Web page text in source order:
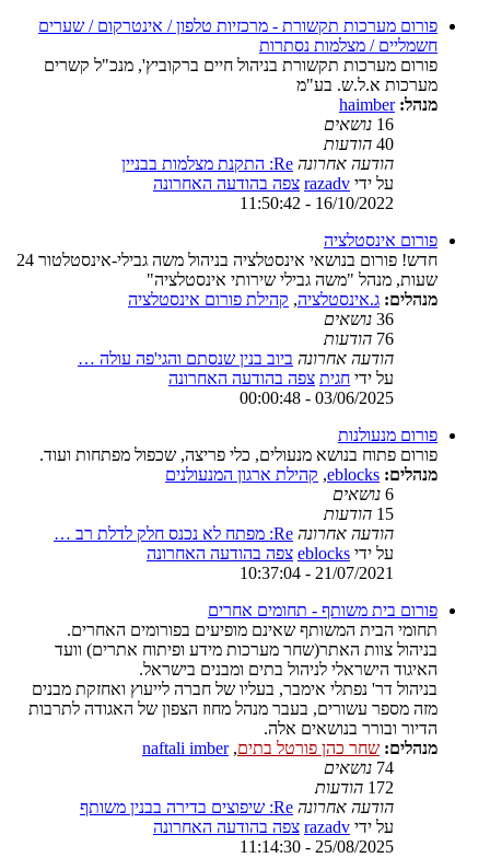
פורום מערכות תקשורת - מרכזיות טלפון / אינטרקום / שערים
חשמליים / מצלמות נסתרות
פורום מערכות תקשורת בניהול חיים ברקוביץ', מנכ"ל קשרים
מערכות א.ל.ש. בע"מ
מנהל: haimber
16 נושאים
40 הודעות
הודעה אחרונה Re: התקנת מצלמות בבניין
על ידי razadv צפה בהודעה האחרונה
16/10/2022 - 11:50:42
פורום אינסטלציה
חדש! פורום בנושאי אינסטלציה בניהול משה גבילי-אינסטלטור 24
שעות, מנהל "משה גבילי שירותי אינסטלציה"
מנהלים: ג.אינסטלציה, קהילת פורום אינסטלציה
36 נושאים
76 הודעות
הודעה אחרונה ביוב בנין שנסתם והגי'פה עולה …
על ידי חגית צפה בהודעה האחרונה
03/06/2025 - 00:00:48
פורום מנעולנות
פורום פתוח בנושא מנעולים, כלי פריצה, שכפול מפתחות ועוד.
מנהלים: eblocks
, קהילת ארגון המנעולנים
6 נושאים
15 הודעות
הודעה אחרונה Re: מפתח לא נכנס חלק לדלת רב …
על ידי eblocks צפה בהודעה האחרונה
21/07/2021 - 10:37:04
פורום בית משותף - תחומים אחרים
תחומי הבית המשותף שאינם מופיעים בפורומים האחרים.
בניהול צוות האתר(שחר מערכות מידע ופיתוח אתרים) וועד
האיגוד הישראלי לניהול בתים ומבנים בישראל.
בניהול דר' נפתלי אימבר, בעליו של חברה לייעוץ ואחזקת מבנים
מזה מספר עשורים, בעבר מנהל מחוז הצפון של האגודה לתרבות
הדיור ובורר בנושאים אלה.
מנהלים: שחר כהן פורטל בתים,
naftali imber
74 נושאים
172 הודעות
הודעה אחרונה Re: שיפוצים בדירה בבנין משותף
על ידי razadv צפה בהודעה האחרונה
25/08/2025 - 11:14:30